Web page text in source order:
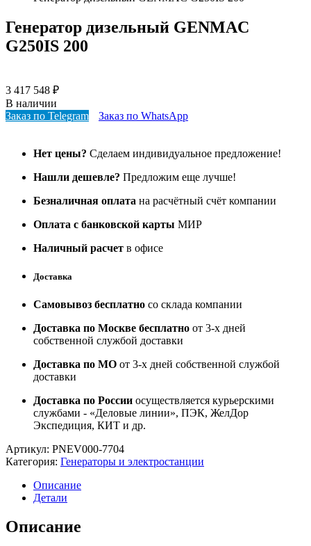
Генератор дизельный GENMAC
G250IS 200
3 417 548 ₽
В наличии
Заказ по Telegram
Заказ по WhatsApp
Нет цены? Сделаем индивидуальное предложение!
Нашли дешевле? Предложим еще лучше!
Безналичная оплата на расчётный счёт компании
Оплата с банковской карты МИР
Наличный расчет в офисе
Доставка
Самовывоз бесплатно со склада компании
Доставка по Москве бесплатно от 3-х дней
собственной службой доставки
Доставка по МО от 3-х дней собственной службой
доставки
Доставка по России осуществляется курьерскими
службами - «Деловые линии», ПЭК, ЖелДор
Экспедиция, КИТ и др.
Артикул: PNEV000-7704
Категория: Генераторы и электростанции
Описание
Детали
Описание